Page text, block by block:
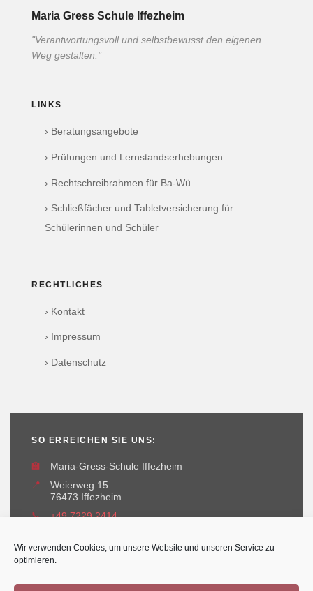
Wir verwenden Cookies, um unsere Website und unseren Service zu
optimieren.
Maria Gress Schule Iffezheim
"Verantwortungsvoll und selbstbewusst den eigenen
Weg gestalten."
LINKS
› Beratungsangebote
› Prüfungen und Lernstandserhebungen
› Rechtschreibrahmen für Ba-Wü
› Schließfächer und Tabletversicherung für
Schülerinnen und Schüler
RECHTLICHES
› Kontakt
› Impressum
› Datenschutz
SO ERREICHEN SIE UNS:
🏫
Maria-Gress-Schule Iffezheim
📍
Weierweg 15
76473 Iffezheim
📞
+49 7229 2414